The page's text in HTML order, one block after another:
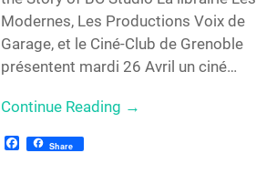
Modernes, Les Productions Voix de
Garage, et le Ciné-Club de Grenoble
présentent mardi 26 Avril un ciné…
Continue Reading →
Facebook
Share